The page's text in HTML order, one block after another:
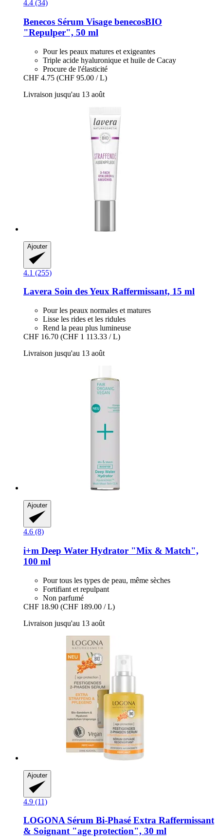
4.4 (34)
Benecos Sérum Visage benecosBIO
"Repulper", 50 ml
Pour les peaux matures et exigeantes
Triple acide hyaluronique et huile de Cacay
Procure de l'élasticité
CHF 4.75 (CHF 95.00 / L)
Livraison jusqu'au 13 août
Ajouter
4.1 (255)
Lavera Soin des Yeux Raffermissant, 15 ml
Pour les peaux normales et matures
Lisse les rides et les ridules
Rend la peau plus lumineuse
CHF 16.70 (CHF 1 113.33 / L)
Livraison jusqu'au 13 août
Ajouter
4.6 (8)
i+m Deep Water Hydrator "Mix & Match",
100 ml
Pour tous les types de peau, même sèches
Fortifiant et repulpant
Non parfumé
CHF 18.90 (CHF 189.00 / L)
Livraison jusqu'au 13 août
Ajouter
4.9 (11)
LOGONASérum Bi-​Phasé Extra Raffermissant
& Soignant "age protection", 30 ml